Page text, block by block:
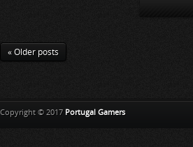
« Older posts
Copyright © 2017 Portugal Gamers